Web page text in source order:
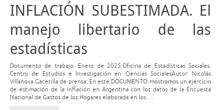
INFLACIÓN SUBESTIMADA. El
manejo libertario de las
estadísticas
Documento de trabajo. Enero de 2025.Oficina de Estadísticas Sociales.
Centro de Estudios e Investigación en Ciencias SocialesAutor: Nicolás
Villanova Gacetilla de prensa: En este DOCUMENTO mostramos un ejercicio
de estimación de la inflación en Argentina con los datos de la Encuesta
Nacional de Gastos de los Hogares elaborada en los …